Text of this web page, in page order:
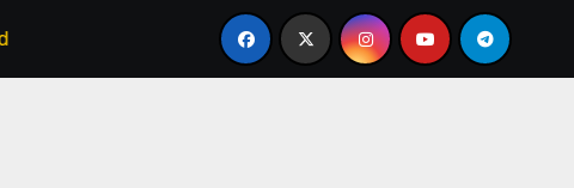
The Evolving Landscape of Vapes in Australia: